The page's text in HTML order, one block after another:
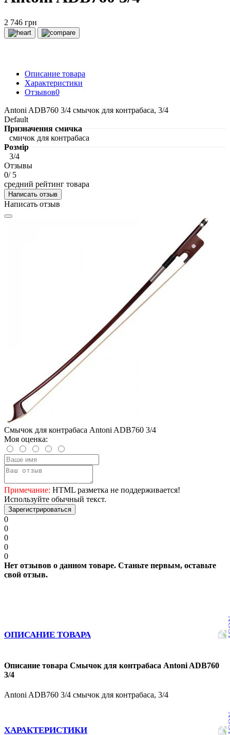
2 746 грн
Описание товара
Характеристики
Отзывов0
Antoni ADB760 3/4 смычок для контрабаса, 3/4
Default
Призначення смичка
смичок для контрабаса
Розмір
3/4
Отзывы
0/ 5
средний рейтинг товара
Написать отзыв
Написать отзыв
Смычок для контрабаса Antoni ADB760 3/4
Моя оценка:
Примечание: HTML разметка не поддерживается!
Используйте обычный текст.
Зарегистрироваться
0
0
0
0
0
Нет отзывов о данном товаре. Станьте первым, оставьте
свой отзыв.
ОПИСАНИЕ ТОВАРА
Описание товара Смычок для контрабаса Antoni ADB760
3/4
Antoni ADB760 3/4 смычок для контрабаса, 3/4
ХАРАКТЕРИСТИКИ